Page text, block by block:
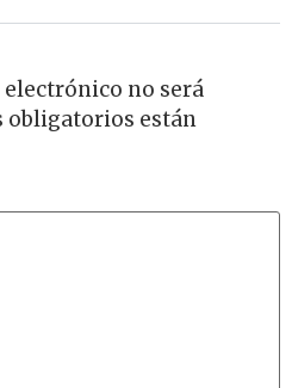
no será
obligatorios están